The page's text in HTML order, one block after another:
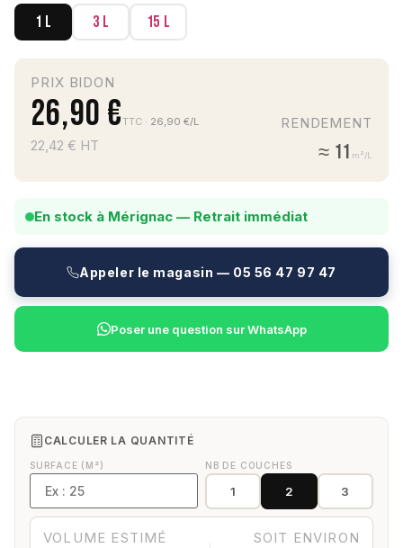
1 L 3 L 15 L
PRIX BIDON
26,90 €TTC · 26,90 €/L
22,42 € HT
RENDEMENT
≈ 11 m²/L
En stock à Mérignac — Retrait immédiat
Appeler le magasin — 05 56 47 97 47
Poser une question sur WhatsApp
CALCULER LA QUANTITÉ
SURFACE (M²) NB DE COUCHES
1 2 3
VOLUME ESTIMÉ
SOIT ENVIRON